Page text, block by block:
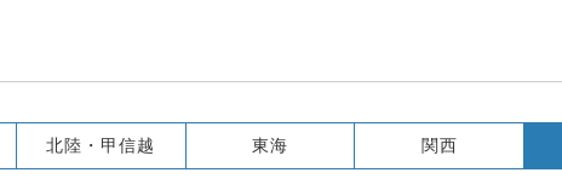
北陸・甲信越 東海 関西